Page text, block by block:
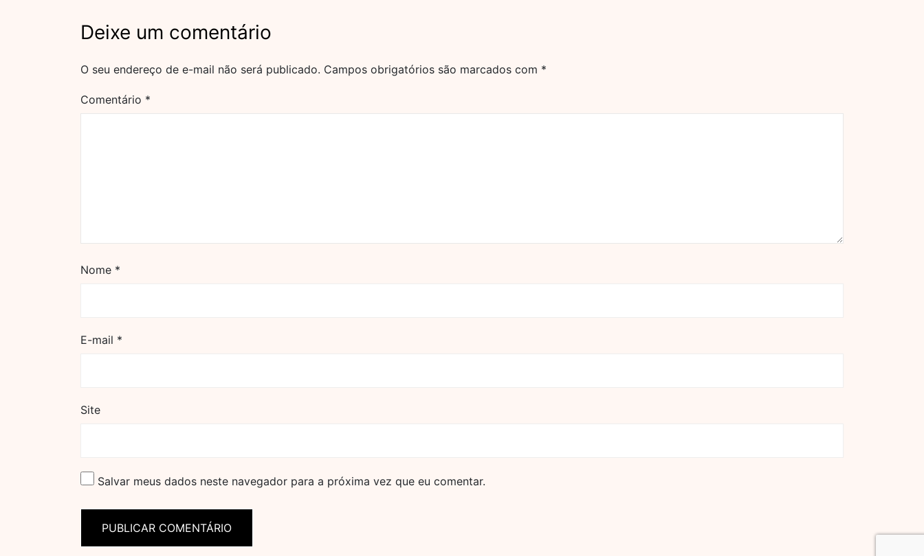
Deixe um comentário
O seu endereço de e-mail não será publicado. Campos obrigatórios são marcados com *
Comentário *
Nome *
E-mail *
Site
Salvar meus dados neste navegador para a próxima vez que eu comentar.